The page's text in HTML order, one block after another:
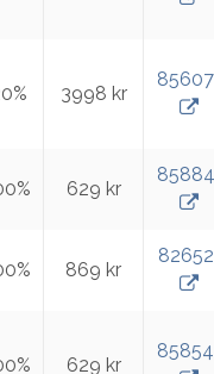
3998 kr
85607
629 kr
85884
869 kr
82652
629 kr
85854